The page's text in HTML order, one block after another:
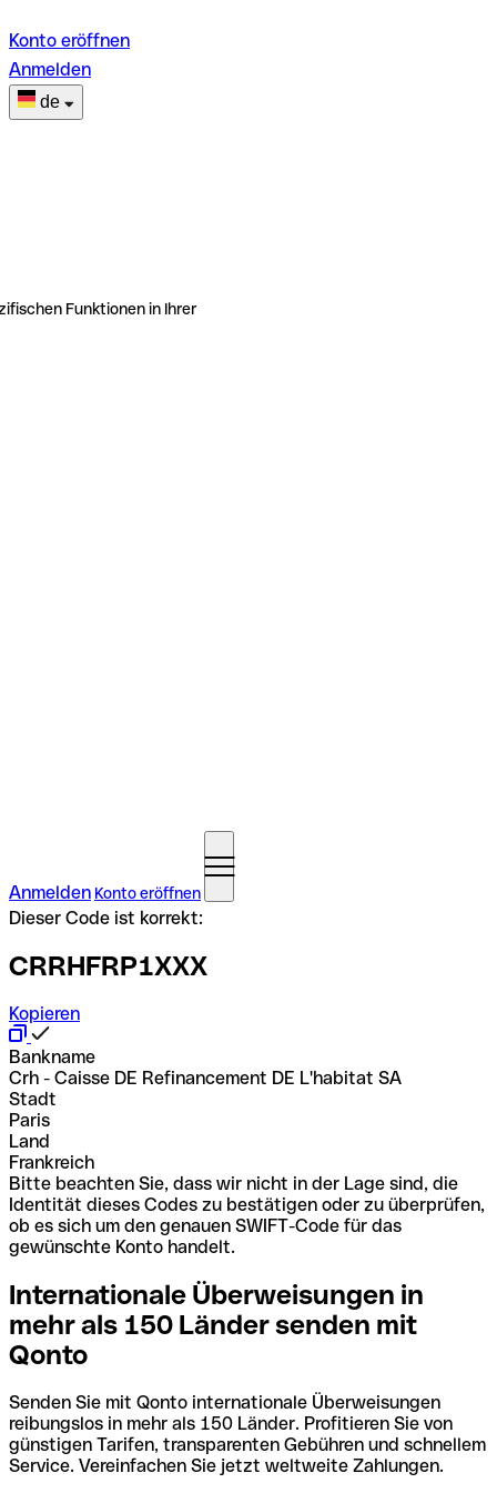
Konto eröffnen
Anmelden
de
Funktionen in Ihrer
Anmelden Konto eröffnen
Dieser Code ist korrekt:
CRRHFRP1XXX
Kopieren
Bankname
Crh - Caisse DE Refinancement DE L'habitat SA
Stadt
Paris
Land
Frankreich
Bitte beachten Sie, dass wir nicht in der Lage sind, die
Identität dieses Codes zu bestätigen oder zu überprüfen,
ob es sich um den genauen SWIFT-Code für das
gewünschte Konto handelt.
Internationale Überweisungen in
mehr als 150 Länder senden mit
Qonto
Senden Sie mit Qonto internationale Überweisungen
reibungslos in mehr als 150 Länder. Profitieren Sie von
günstigen Tarifen, transparenten Gebühren und schnellem
Service. Vereinfachen Sie jetzt weltweite Zahlungen.